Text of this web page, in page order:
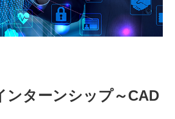
ンターンシップ～CAD